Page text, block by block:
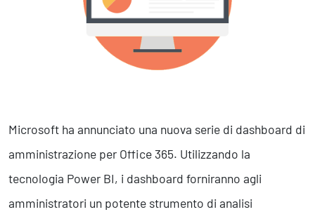
Finanza Strategica
231 Gestione Rischi
Sostenibilità
Social Impacts
Europe
Microsoft ha annunciato una nuova serie di dashboard di
amministrazione per Office 365. Utilizzando la
tecnologia Power BI, i dashboard forniranno agli
amministratori un potente strumento di analisi